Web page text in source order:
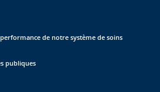
de notre système de soins
publiques